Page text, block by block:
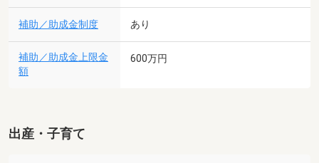
補助／助成金制度 あり
補助／助成金上限金
額
600万円
出産・子育て